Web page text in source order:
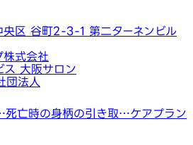
区 谷町2-3-1 第二ターネンビル
株式会社
ス 大阪サロン
団法人
死亡時の身柄の引き取…ケアプラン